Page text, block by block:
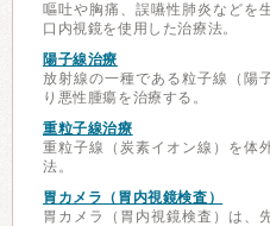
嘔吐や胸痛、誤嚥性肺炎などを
口内視鏡を使用した治療法。
陽子線治療
放射線の一種である粒子線（陽
り悪性腫瘍を治療する。
重粒子線治療
重粒子線（炭素イオン線）を体
法。
胃カメラ（胃内視鏡検査）
胃カメラ（胃内視鏡検査）は、